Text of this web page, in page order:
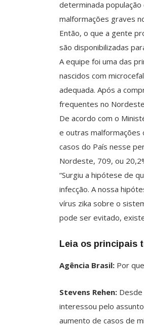
determinada
malformações graves
Então, o que a gente
são disponibilizadas
A equipe foi uma das
nascidos com
adequada. Após a
frequentes no
De acordo com o
e outras malformações
casos do País nesse
Nordeste, 709, ou
“Surgiu a hipótese de
infecção. A nossa
vírus zika sobre o
pode ser evitado,
Leia os principais
Agência Brasil: Por
Stevens Rehen:
interessou pelo
aumento de casos de